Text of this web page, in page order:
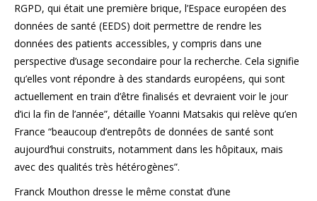
RGPD, qui était une première brique, l’Espace européen des
données de santé (EEDS) doit permettre de rendre les
données des patients accessibles, y compris dans une
perspective d’usage secondaire pour la recherche. Cela signifie
qu’elles vont répondre à des standards européens, qui sont
actuellement en train d’être finalisés et devraient voir le jour
d’ici la fin de l’année”, détaille Yoanni Matsakis qui relève qu’en
France “beaucoup d’entrepôts de données de santé sont
aujourd’hui construits, notamment dans les hôpitaux, mais
avec des qualités très hétérogènes”.
Franck Mouthon dresse le même constat d’une